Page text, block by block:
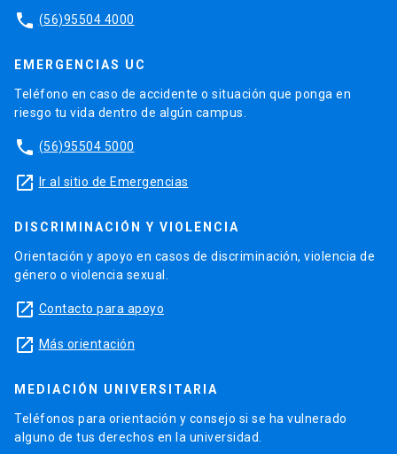
phone (56)95504 4000
EMERGENCIAS UC
Teléfono en caso de accidente o situación que ponga en
riesgo tu vida dentro de algún campus.
phone (56)95504 5000
launch Ir al sitio de Emergencias
DISCRIMINACIÓN Y VIOLENCIA
Orientación y apoyo en casos de discriminación, violencia de
género o violencia sexual.
launch Contacto para apoyo
launch Más orientación
MEDIACIÓN UNIVERSITARIA
Teléfonos para orientación y consejo si se ha vulnerado
alguno de tus derechos en la universidad.